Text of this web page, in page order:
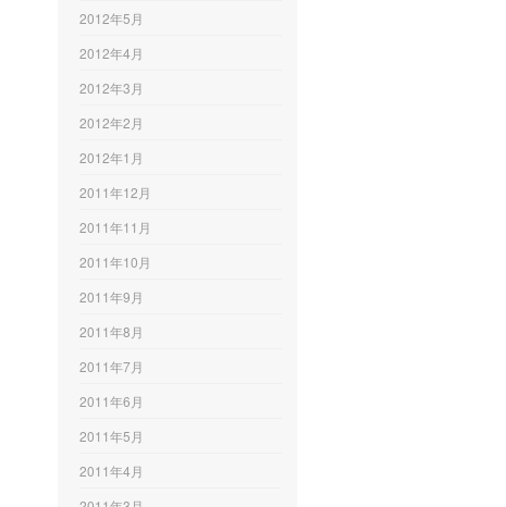
2012年5月
2012年4月
2012年3月
2012年2月
2012年1月
2011年12月
2011年11月
2011年10月
2011年9月
2011年8月
2011年7月
2011年6月
2011年5月
2011年4月